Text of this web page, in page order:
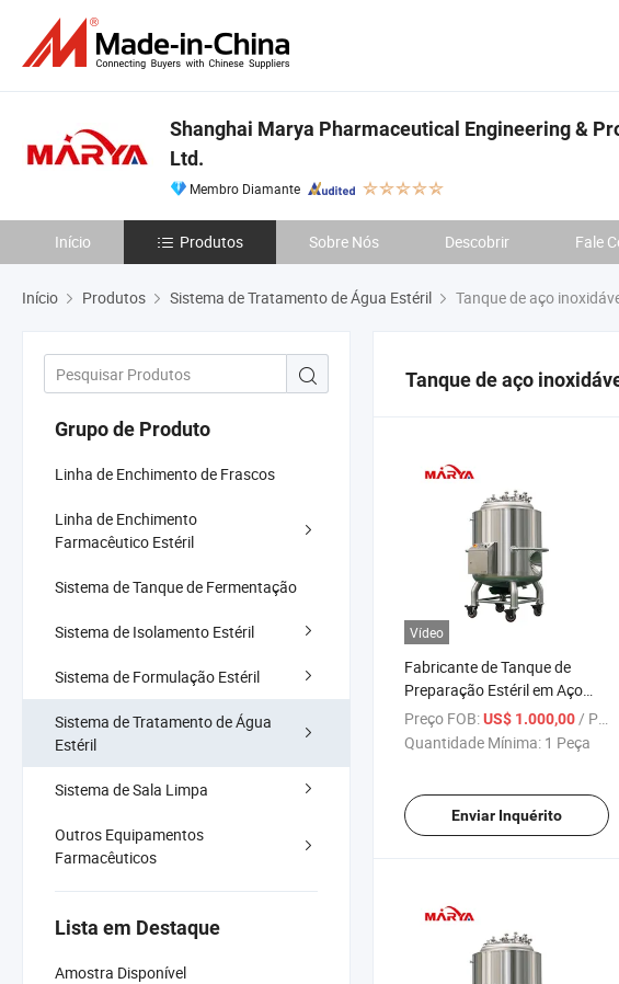
Shanghai Marya Pharmaceutical Engineering &
Ltd.
Membro Diamante
Início Produtos Sobre Nós Descobrir Fale
Início Produtos Sistema de Tratamento de Água Estéril Tanque de aço
Grupo de Produto
Linha de Enchimento de Frascos
Linha de Enchimento
Farmacêutico Estéril
Sistema de Tanque de Fermentação
Sistema de Isolamento Estéril
Sistema de Formulação Estéril
Sistema de Tratamento de Água
Estéril
Sistema de Sala Limpa
Outros Equipamentos
Farmacêuticos
Lista em Destaque
Amostra Disponível
Tanque de aço
Vídeo
Fabricante de Tanque de
Preparação Estéril em Aço
Inoxidável Personalizável de
Produtos Químicos
Preço FOB:US$ 1.000,00/ Peça
Quantidade Mínima: 1 Peça
Enviar Inquérito